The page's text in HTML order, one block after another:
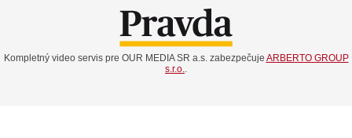
Kompletný video servis pre OUR MEDIA SR a.s. zabezpečuje ARBERTO GROUP
s.r.o..